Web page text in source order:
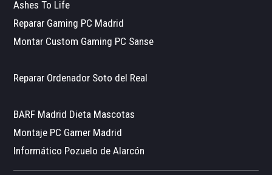
Ashes To Life
Reparar Gaming PC Madrid
Montar Custom Gaming PC Sanse
Reparar Ordenador Soto del Real
BARF Madrid Dieta Mascotas
Montaje PC Gamer Madrid
Informático Pozuelo de Alarcón